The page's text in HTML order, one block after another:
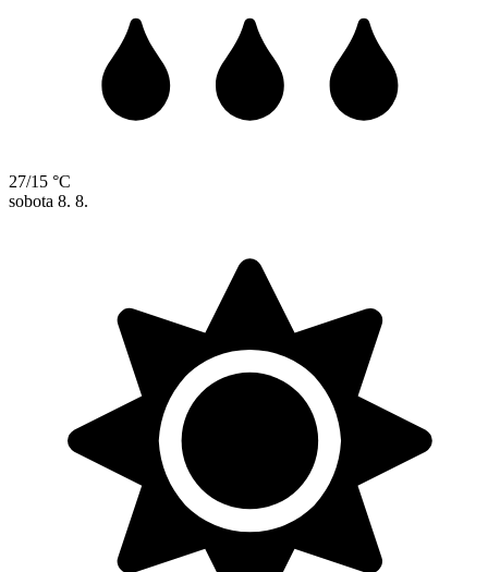
27/15 °C
sobota 8. 8.